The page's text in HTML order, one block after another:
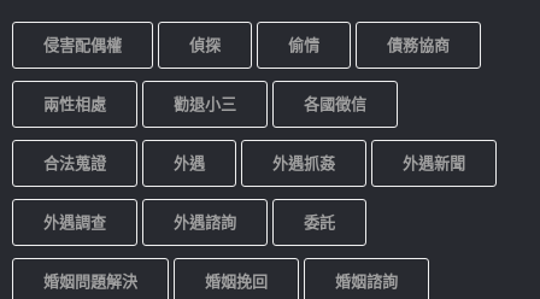
侵害配偶權 偵探 偷情 債務協商
兩性相處 勸退小三 各國徵信
合法蒐證 外遇 外遇抓姦 外遇新聞
外遇調查 外遇諮詢 委託
婚姻問題解決 婚姻挽回 婚姻諮詢